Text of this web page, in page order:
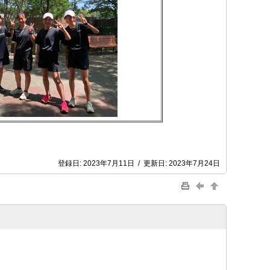
登録日: 2023年7月11日 / 更新日: 2023年7月24日